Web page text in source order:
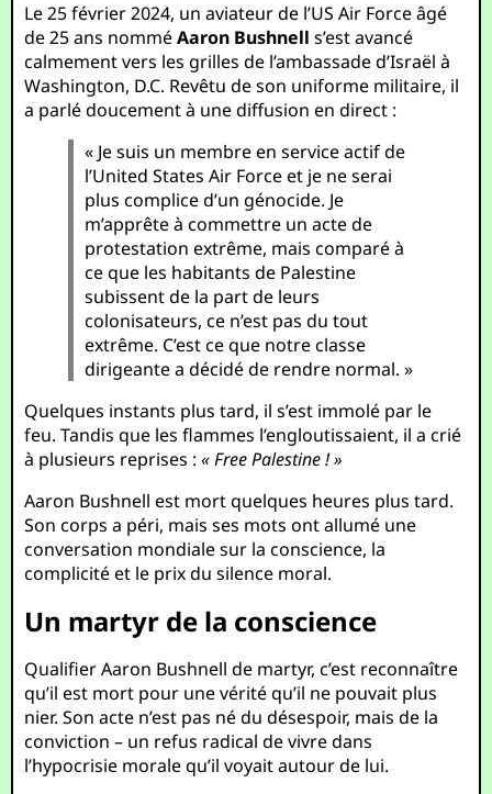
Le 25 février 2024, un aviateur de l’US Air Force âgé
de 25 ans nomméAaron Bushnell s’est avancé
calmement vers les grilles de l’ambassade d’Israël à
Washington, D.C. Revêtu de son uniforme militaire, il
a parlé doucement à une diffusion en direct :
« Je suis un membre en service actif de
l’United States Air Force et je ne serai
plus complice d’un génocide. Je
m’apprête à commettre un acte de
protestation extrême, mais comparé à
ce que les habitants de Palestine
subissent de la part de leurs
colonisateurs, ce n’est pas du tout
extrême. C’est ce que notre classe
dirigeante a décidé de rendre normal. »
Quelques instants plus tard, il s’est immolé par le
feu. Tandis que les flammes l’engloutissaient, il a crié
à plusieurs reprises :« Free Palestine ! »
Aaron Bushnell est mort quelques heures plus tard.
Son corps a péri, mais ses mots ont allumé une
conversation mondiale sur la conscience, la
complicité et le prix du silence moral.
Un martyr de la conscience
Qualifier Aaron Bushnell de martyr, c’est reconnaître
qu’il est mort pour une vérité qu’il ne pouvait plus
nier. Son acte n’est pas né du désespoir, mais de la
conviction – un refus radical de vivre dans
l’hypocrisie morale qu’il voyait autour de lui.